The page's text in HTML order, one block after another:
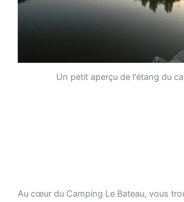
Un petit aperçu de l'étang du
Au cœur du Camping Le Bateau, vous